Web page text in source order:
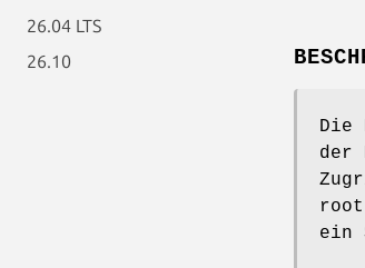
26.04 LTS
26.10
Die
der
ein